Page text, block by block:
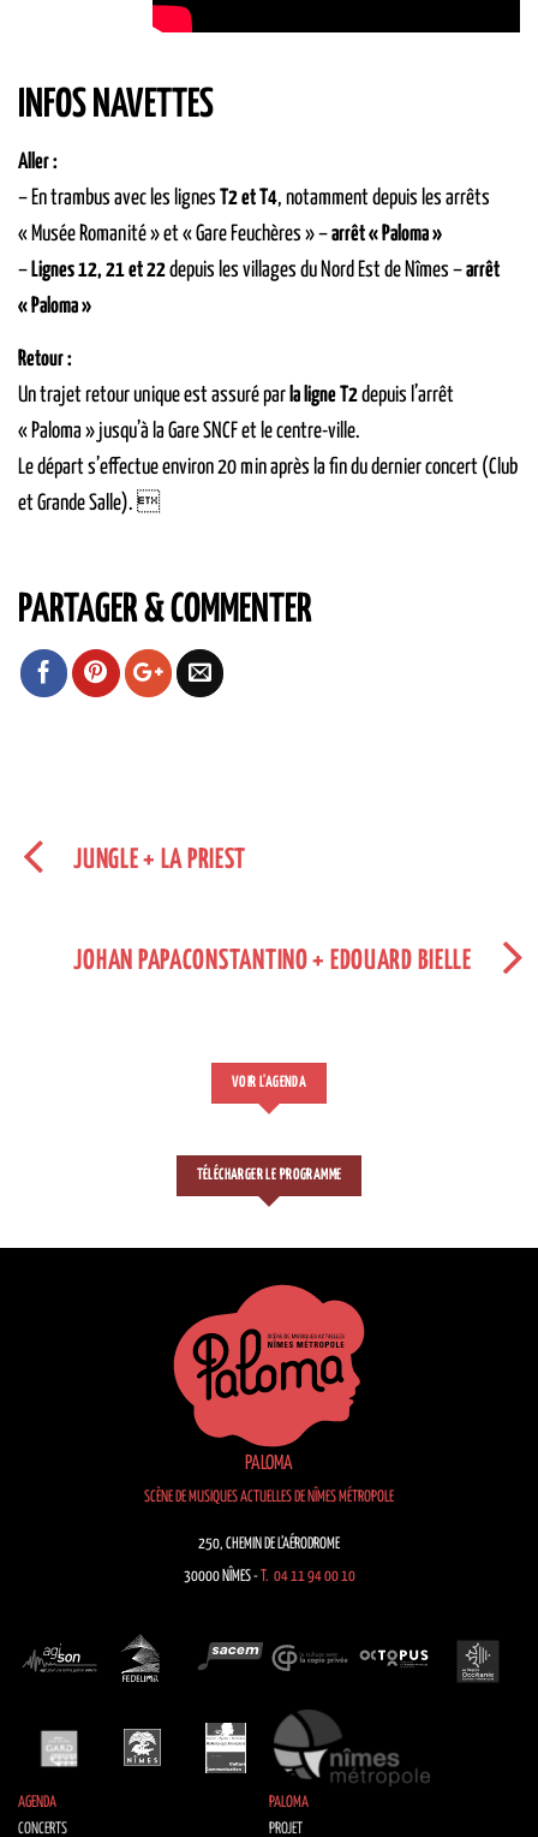
INFOS NAVETTES
Aller :
– En trambus avec les lignes T2 et T4, notamment depuis les arrêts
« Musée Romanité » et « Gare Feuchères » –arrêt « Paloma »
– Lignes 12, 21 et 22depuis les villages du Nord Est de Nîmes –arrêt
« Paloma »
Retour :
Un trajet retour unique est assuré par la ligne T2depuis l’arrêt
« Paloma » jusqu’à la Gare SNCF et le centre-ville.
Le départ s’effectue environ 20 min après la fin du dernier concert (Club
et Grande Salle). 
PARTAGER & COMMENTER
JUNGLE + LA PRIEST
JOHAN PAPACONSTANTINO + EDOUARD BIELLE
VOIR L'AGENDA
TÉLÉCHARGER LE PROGRAMME
PALOMA
SCÈNE DE MUSIQUES ACTUELLES DE NÎMES MÉTROPOLE
250, CHEMIN DE L’AÉRODROME
30000 NÎMES - T. 04 11 94 00 10
AGENDA
CONCERTS
PALOMA
PROJET